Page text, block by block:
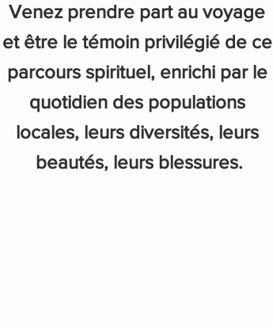
Venez prendre part au voyage
et être le témoin privilégié de ce
parcours spirituel, enrichi par le
quotidien des populations
locales, leurs diversités, leurs
beautés, leurs blessures.